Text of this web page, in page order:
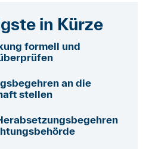
in Kürze
formell und
an die
stellen